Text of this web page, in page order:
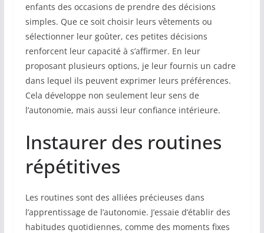
enfants des occasions de prendre des décisions
simples. Que ce soit choisir leurs vêtements ou
sélectionner leur goûter, ces petites décisions
renforcent leur capacité à s’affirmer. En leur
proposant plusieurs options, je leur fournis un cadre
dans lequel ils peuvent exprimer leurs préférences.
Cela développe non seulement leur sens de
l’autonomie, mais aussi leur confiance intérieure.
Instaurer des routines
répétitives
Les routines sont des alliées précieuses dans
l’apprentissage de l’autonomie. J’essaie d’établir des
habitudes quotidiennes, comme des moments fixes